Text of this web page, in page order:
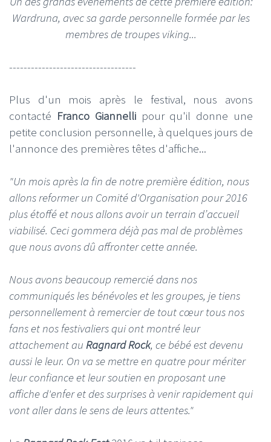
Wardruna, avec sa garde personnelle formée par les
membres de troupes viking...
-----------------------------------
Plus d'un mois après le festival, nous avons
contacté Franco Giannellipour qu'il donne une
petite conclusion personnelle, à quelques jours de
l'annonce des premières têtes d'affiche...
"Un mois après la fin de notre première édition, nous
allons reformer un Comité d'Organisation pour 2016
plus étoffé et nous allons avoir un terrain d’accueil
viabilisé. Ceci gommera déjà pas mal de problèmes
que nous avons dû affronter cette année.
Nous avons beaucoup remercié dans nos
communiqués les bénévoles et les groupes, je tiens
personnellement à remercier de tout cœur tous nos
fans et nos festivaliers qui ont montré leur
attachement au Ragnard Rock, ce bébé est devenu
aussi le leur. On va se mettre en quatre pour mériter
leur confiance et leur soutien en proposant une
affiche d'enfer et des surprises à venir rapidement qui
vont aller dans le sens de leurs attentes."